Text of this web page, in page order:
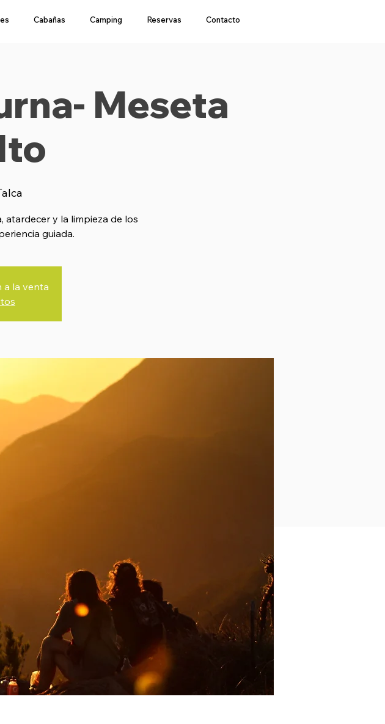
Cabañas Camping Reservas Contacto
Meseta
atardecer y la limpieza de los
guiada.
a la venta